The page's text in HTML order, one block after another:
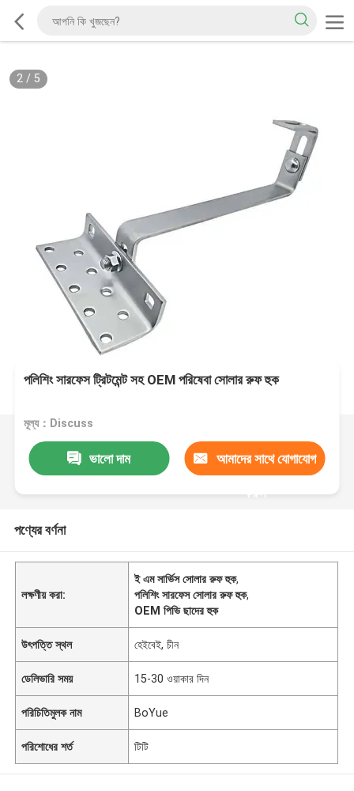
2/ 5
পলিশিং সারফেস ট্রিটমেন্ট সহ OEM পরিষেবা সোলার রুফ হুক
মূল্য：Discuss
ভালো দাম আমাদের সাথে যোগাযোগ
করুন
পণ্যের বর্ণনা
লক্ষণীয় করা:
ই এম সার্ভিস সোলার রুফ হুক,
পলিশিং সারফেস সোলার রুফ হুক,
OEM পিভি ছাদের হুক
উৎপত্তি স্থল হেইবেই, চীন
ডেলিভারি সময় 15-30 ওয়াকার দিন
পরিচিতিমুলক নাম BoYue
পরিশোধের শর্ত টিটি